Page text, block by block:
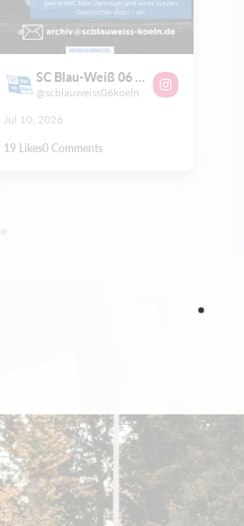
SC Blau-Weiß 06 Köln e.V.
@scblauweiss06koeln
Jul 10, 2026
19 Likes0 Comments